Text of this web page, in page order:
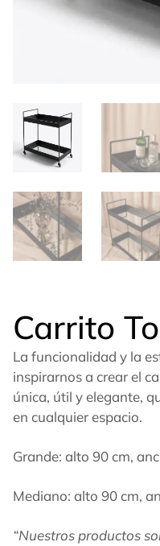
Carrito
La funcionalidad y la
inspirarnos a crear el
única, útil y elegante,
en cualquier espacio.
Grande: alto 90 cm,
Mediano: alto 90 cm,
“Nuestros productos